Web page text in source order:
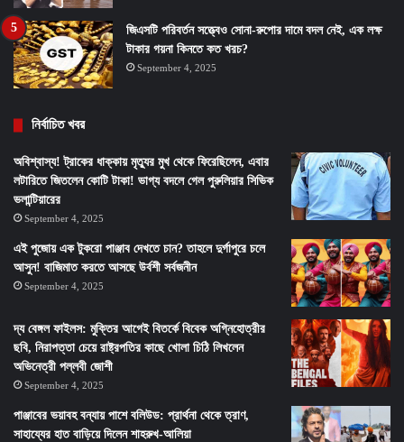
জিএসটি পরিবর্তন সত্ত্বেও সোনা-রুপোর দামে বদল নেই, এক লক্ষ
টাকার গয়না কিনতে কত খরচ?
September 4, 2025
নির্বাচিত খবর
অবিশ্বাস্য! ট্রাকের ধাক্কায় মৃত্যুর মুখ থেকে ফিরেছিলেন, এবার
লটারিতে জিতলেন কোটি টাকা! ভাগ্য বদলে গেল পুরুলিয়ার সিভিক
ভলান্টিয়ারের
September 4, 2025
এই পুজোয় এক টুকরো পাঞ্জাব দেখতে চান? তাহলে দুর্গাপুরে চলে
আসুন! বাজিমাত করতে আসছে উর্বশী সর্বজনীন
September 4, 2025
দ্য বেঙ্গল ফাইলস: মুক্তির আগেই বিতর্কে বিবেক অগ্নিহোত্রীর
ছবি, নিরাপত্তা চেয়ে রাষ্ট্রপতির কাছে খোলা চিঠি লিখলেন
অভিনেত্রী পল্লবী জোশী
September 4, 2025
পাঞ্জাবের ভয়াবহ বন্যায় পাশে বলিউড: প্রার্থনা থেকে ত্রাণ,
সাহায্যের হাত বাড়িয়ে দিলেন শাহরুখ-আলিয়া